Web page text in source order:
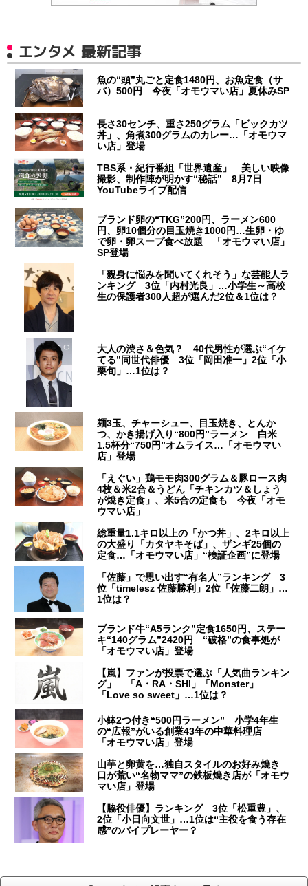
エンタメ 最新記事
魚の“頭”丸ごと定食1480円、お魚定食（サ
バ）500円 今夜「オモウマい店」夏休みSP
長さ30センチ、重さ250グラム「ビックカツ
丼」、角煮300グラムのカレー…「オモウマ
い店」登場
TBS系・紀行番組「世界遺産」 美しい映像
撮影、制作陣が明かす“秘話” 8月7日
YouTubeライブ配信
ブランド卵の“TKG”200円、ラーメン600
円、卵10個分の目玉焼き1000円…生卵・ゆ
で卵・卵スープ食べ放題 「オモウマい店」
SP登場
「親身に悩みを聞いてくれそう」な芸能人ラ
ンキング 3位「内村光良」…小学生～高校
生の保護者300人超が選んだ2位＆1位は？
大人の渋さ＆色気？ 40代男性が選ぶ“イケ
てる”同世代俳優 3位「岡田准一」2位「小
栗旬」…1位は？
麺3玉、チャーシュー、目玉焼き、とんか
つ、かき揚げ入り“800円”ラーメン 白米
1.5杯分“750円”オムライス…「オモウマい
店」登場
「えぐい」鶏モモ肉300グラム＆豚ロース肉
4枚＆米2合＆うどん「チキンカツ＆しょう
が焼き定食」、米5合の定食も 今夜「オモ
ウマい店」
総重量1.1キロ以上の「かつ丼」、2キロ以上
の大盛り「カタヤキそば」、ザンギ25個の
定食…「オモウマい店」“検証企画”に登場
「佐藤」で思い出す“有名人”ランキング 3
位「timelesz 佐藤勝利」2位「佐藤二朗」…
1位は？
ブランド牛“A5ランク”定食1650円、ステー
キ“140グラム”2420円 “破格”の食事処が
「オモウマい店」登場
【嵐】ファンが投票で選ぶ「人気曲ランキン
グ」 「A・RA・SHI」「Monster」
「Love so sweet」…1位は？
小鉢2つ付き“500円ラーメン” 小学4年生
の“広報”がいる創業43年の中華料理店
「オモウマい店」登場
山芋と卵黄を…独自スタイルのお好み焼き
口が荒い“名物ママ”の鉄板焼き店が「オモウ
マい店」登場
【脇役俳優】ランキング 3位「松重豊」、
2位「小日向文世」…1位は“主役を食う存在
感”のバイプレーヤー？